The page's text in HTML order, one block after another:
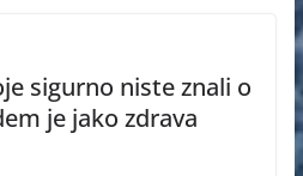
sigurno niste znali o
je jako zdrava